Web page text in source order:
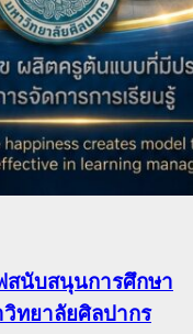
นับสนุนการศึกษา
ทยาลัยศิลปากร